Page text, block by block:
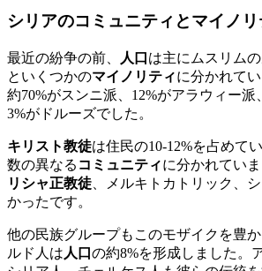
シリアのコミュニティとマイノリ
最近の紛争の前、 人口 は主にムスリムの
といくつかのマイノリティに分かれて
約70%がスンニ派、12%がアラウィー派
3%がドルーズでした。
キリスト教徒は住民の10-12%を占めて
数の異なる コミュニティに分かれてい
リシャ正教徒 、メルキトカトリック、
かったです。
他の民族グループもこのモザイクを豊
ルド人は 人口 の約8%を形成しました。